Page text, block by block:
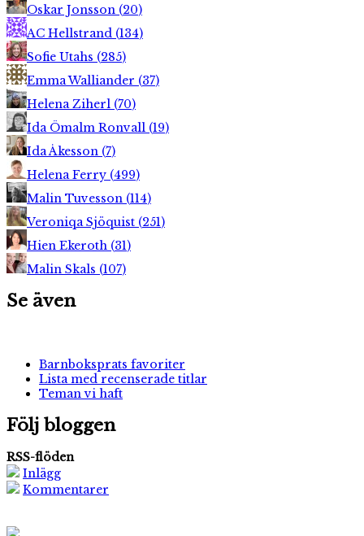
Oskar Jonsson (20)
AC Hellstrand (134)
Sofie Utahs (285)
Emma Walliander (37)
Helena Ziherl (70)
Ida Ömalm Ronvall (19)
Ida Åkesson (7)
Helena Ferry (499)
Malin Tuvesson (114)
Veroniqa Sjöquist (251)
Hien Ekeroth (31)
Malin Skals (107)
Se även
Barnboksprats favoriter
Lista med recenserade titlar
Teman vi haft
Följ bloggen
RSS-flöden
Inlägg
Kommentarer